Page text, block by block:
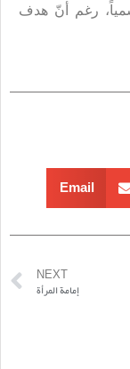
رغم أنّ هدف
Email
NEXT
إمامة المرأة